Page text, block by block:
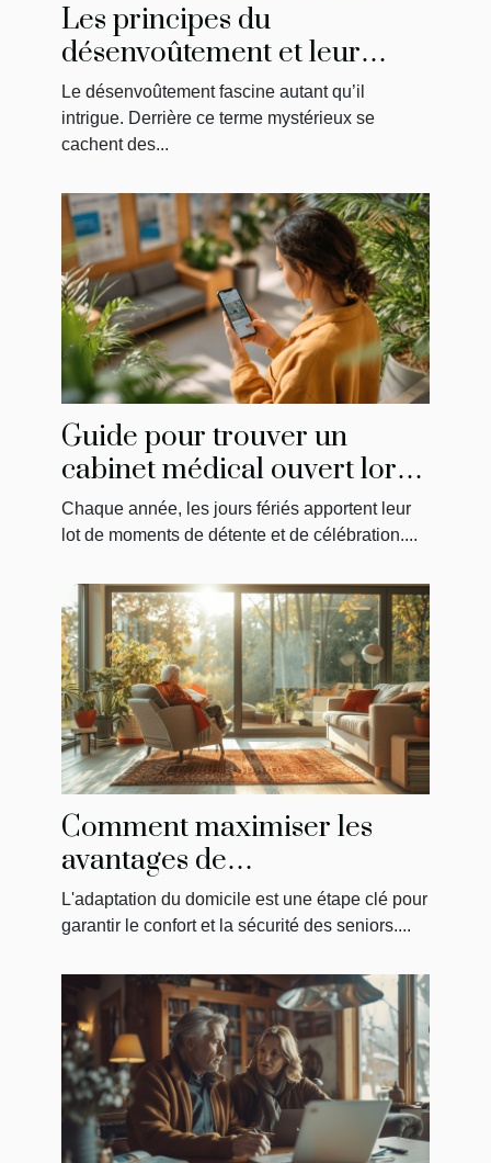
Les principes du
désenvoûtement et leur
impact sur la libération
énergétique
Le désenvoûtement fascine autant qu’il
intrigue. Derrière ce terme mystérieux se
cachent des...
Guide pour trouver un
cabinet médical ouvert lors
des jours fériés
Chaque année, les jours fériés apportent leur
lot de moments de détente et de célébration....
Comment maximiser les
avantages de
MaPrimeAdapt' pour
l'aménagement du domicile
L'adaptation du domicile est une étape clé pour
garantir le confort et la sécurité des seniors....